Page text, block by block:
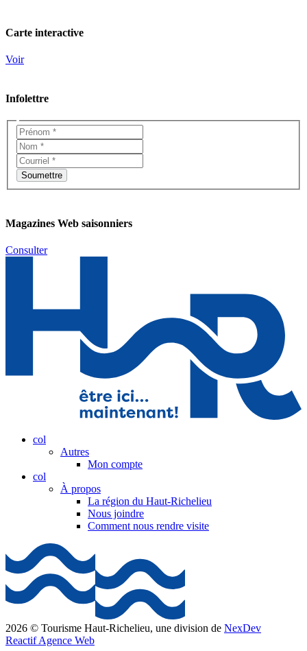
Carte interactive
Voir
Infolettre
Magazines Web saisonniers
Consulter
col
Autres
Mon compte
col
À propos
La région du Haut-Richelieu
Nous joindre
Comment nous rendre visite
2026 © Tourisme Haut-Richelieu, une division de NexDev
Reactif Agence Web